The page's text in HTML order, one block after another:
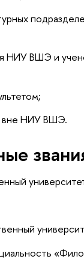
НИУ ВШЭ и
вне НИУ ВШЭ.